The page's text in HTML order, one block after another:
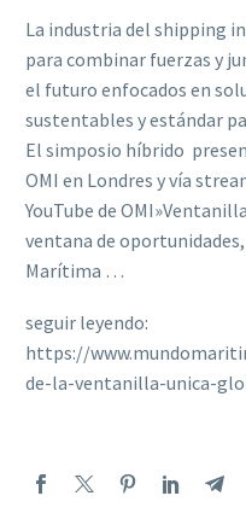
La industria del shipping
para combinar fuerzas y
el futuro enfocados en
sustentables y estándar
El simposio híbrido 
OMI en Londres y vía
YouTube de
ventana de
Marítima …
seguir leyendo:
https://
de-la-ventanilla-unica-